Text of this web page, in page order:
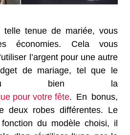
tenue de mariée, vous
économies. Cela vous
l’argent pour une autre
de mariage, tel que le
bien la
pour votre fête. En bonus,
deux robes différentes. Le
fonction du modèle choisi, il